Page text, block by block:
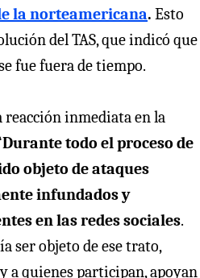
la norteamericana. Esto
del TAS, que indicó que
fue fuera de tiempo.
inmediata en la
Durante todo el proceso de
objeto de ataques
infundados y
en las redes sociales.
ser objeto de ese trato,
a quienes participan, apoyan